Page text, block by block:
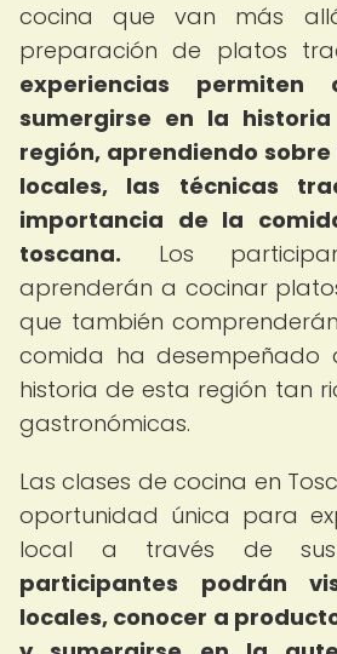
cocina que van más
preparación de platos
experiencias
sumergirse en la
región, aprendiendo
locales, las técnicas
importancia de la
toscana. Los
aprenderán a cocinar
que también
comida ha
historia de esta región tan
gastronómicas.
Las clases de cocina en
oportunidad única para
local a través de
participantes podrán
locales, conocer a